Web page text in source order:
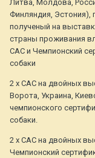
Литва, Молдова,
Финляндия, Эстония),
полученый на
страны проживания
САС и Чемпионский
собаки
2 х САС на двойных
Ворота, Украина,
чемпионского
собаки.
2 х САС на двойных
Чемпионский